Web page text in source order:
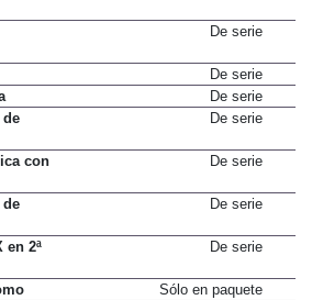
De serie
De serie
De serie
de
De serie
con
De serie
De serie
en 2ª
De serie
Sólo en paquete